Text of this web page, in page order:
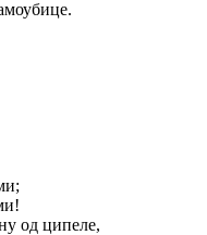
од ципеле,